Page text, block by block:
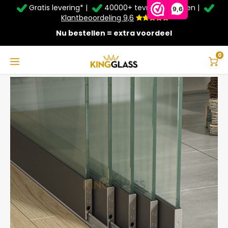
9,6
Service & Contact
Bezorging
Afhalen
Montage
Betaalmethoden
Garantie
Taal
Deutsch
Gratis levering* |
40000+ tevreden klanten |
Klantbeoordeling 9,6
Nu bestellen = extra voordeel
0
Zomer Deals: Tot 20% kortingop schuifwanden en
veranda's +€20extra kassa korting*
5-Rail Glazen Schuifwand Antraciet tot 4820 mm breed (5x 980mm glas)